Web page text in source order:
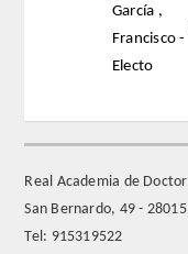
REGLAMENTO
SECCIONES
García ,
Francisco -
Electo
Real Academia de
San Bernardo, 49 -
Tel: 915319522